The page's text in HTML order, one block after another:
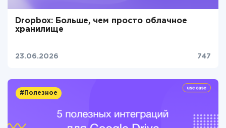
Dropbox: Больше, чем просто облачное
хранилище
23.06.2026 747
#Полезное